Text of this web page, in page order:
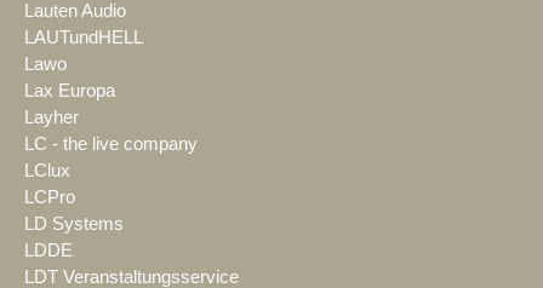
Lauten Audio
LAUTundHELL
Lawo
Lax Europa
Layher
LC - the live company
LClux
LCPro
LD Systems
LDDE
LDT Veranstaltungsservice